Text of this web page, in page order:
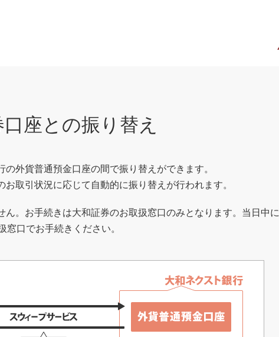
座との振り替え
外貨普通預金口座の間で振り替えができます。
取引状況に応じて自動的に振り替えが行われます。
。お手続きは大和証券のお取扱窓口のみとなります。当日中に
口でお手続きください。